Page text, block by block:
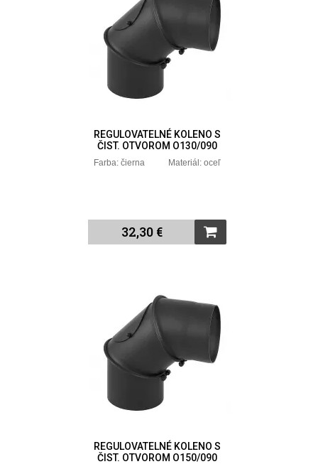
REGULOVATELNÉ KOLENO S
ČIST. OTVOROM O130/090
Farba: čierna Materiál: oceľ
32,30 €
REGULOVATELNÉ KOLENO S
ČIST. OTVOROM O150/090